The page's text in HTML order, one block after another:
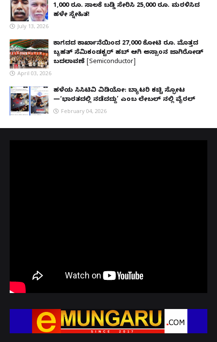
1,000 ರೂ. ಸಾಲಕ್ಕೆ ಬಡ್ಡಿ ಸೇರಿಸಿ 25,000 ರೂ. ಮರಳಿಸಿದ
ಹಳೇ ಸ್ನೇಹಿತ!
July 13, 2026
ಕಾಗದದ ಕಾರ್ಖಾನೆಯಿಂದ 27,000 ಕೋಟಿ ರೂ. ಮೊತ್ತದ
ಬೃಹತ್ ಸೆಮಿಕಂಡಕ್ಟರ್ ಹಬ್ ಆಗಿ ಅಸ್ಸಾಂನ ಜಾಗಿರೋಡ್
ಬದಲಾವಣೆ [Semiconductor]
April 03, 2026
ಹಳೆಯ ಸಿಸಿಟಿವಿ ವಿಡಿಯೋ: ಬ್ಯಾಟರಿ ಕಚ್ಚಿ ಸ್ಫೋಟ
—‘ಭಾರತದಲ್ಲಿ ನಡೆದದ್ದು’ ಎಂಬ ಲೇಬಲ್ ನಲ್ಲಿ ವೈರಲ್
February 04, 2026